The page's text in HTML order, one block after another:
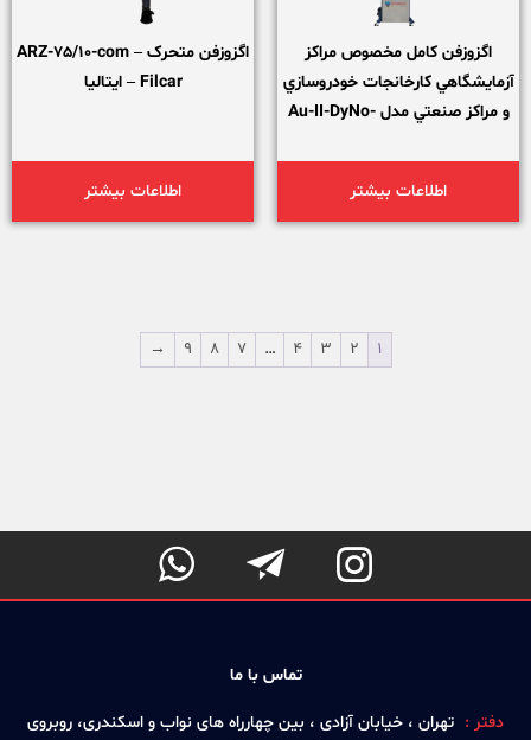
اگزوزفن كامل مخصوص مراكز
آزمايشگاهي كارخانجات خودروسازي
و مراكز صنعتي مدل Au-II-DyNo-
اطلاعات بیشتر
اگزوزفن متحرک ARZ-75/10-com –
Filcar – ایتالیا
اطلاعات بیشتر
1
2
3
4
…
7
8
9
→



تماس با ما
دفتر : تهران ، خيابان آزادی ، بين چهارراه های نواب و اسكندری، روبروی